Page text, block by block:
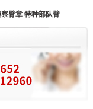
臂章 特种部队臂